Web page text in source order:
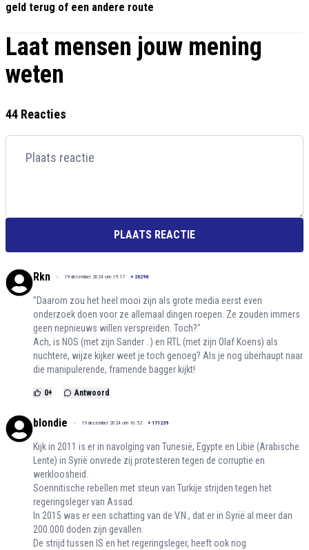
geld terug of een andere route
Laat mensen jouw mening
weten
44 Reacties
PLAATS REACTIE
Rkn 19 december 2024 om 19:17 + 20296
"Daarom zou het heel mooi zijn als grote media eerst even
onderzoek doen voor ze allemaal dingen roepen. Ze zouden immers
geen nepnieuws willen verspreiden. Toch?"
Ach, is NOS (met zijn Sander ..) en RTL (met zijn Olaf Koens) als
nuchtere, wijze kijker weet je toch genoeg? Als je nog überhaupt naar
die manipulerende, framende bagger kijkt!
0+ Antwoord
blondie 19 december 2024 om 16:52 + 171239
Kijk in 2011 is er in navolging van Tunesië, Egypte en Libië (Arabische
Lente) in Syrië onvrede zij protesteren tegen de corruptie en
werkloosheid.
Soennitische rebellen met steun van Turkije strijden tegen het
regeringsleger van Assad.
In 2015 was er een schatting van de V.N., dat er in Syrië al meer dan
200.000 doden zijn gevallen.
De strijd tussen IS en het regeringsleger, heeft ook nog